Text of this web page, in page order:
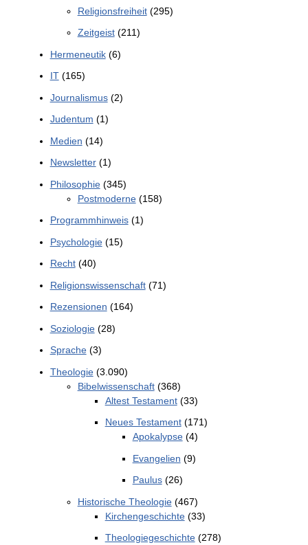
Religionsfreiheit(295)
Zeitgeist(211)
Hermeneutik(6)
IT(165)
Journalismus(2)
Judentum (1)
Medien (14)
Newsletter(1)
Philosophie(345)
Postmoderne(158)
Programmhinweis(1)
Psychologie(15)
Recht(40)
Religionswissenschaft(71)
Rezensionen (164)
Soziologie(28)
Sprache(3)
Theologie(3.090)
Bibelwissenschaft(368)
Altest Testament(33)
Neues Testament(171)
Apokalypse(4)
Evangelien (9)
Paulus(26)
Historische Theologie(467)
Kirchengeschichte(33)
Theologiegeschichte(278)